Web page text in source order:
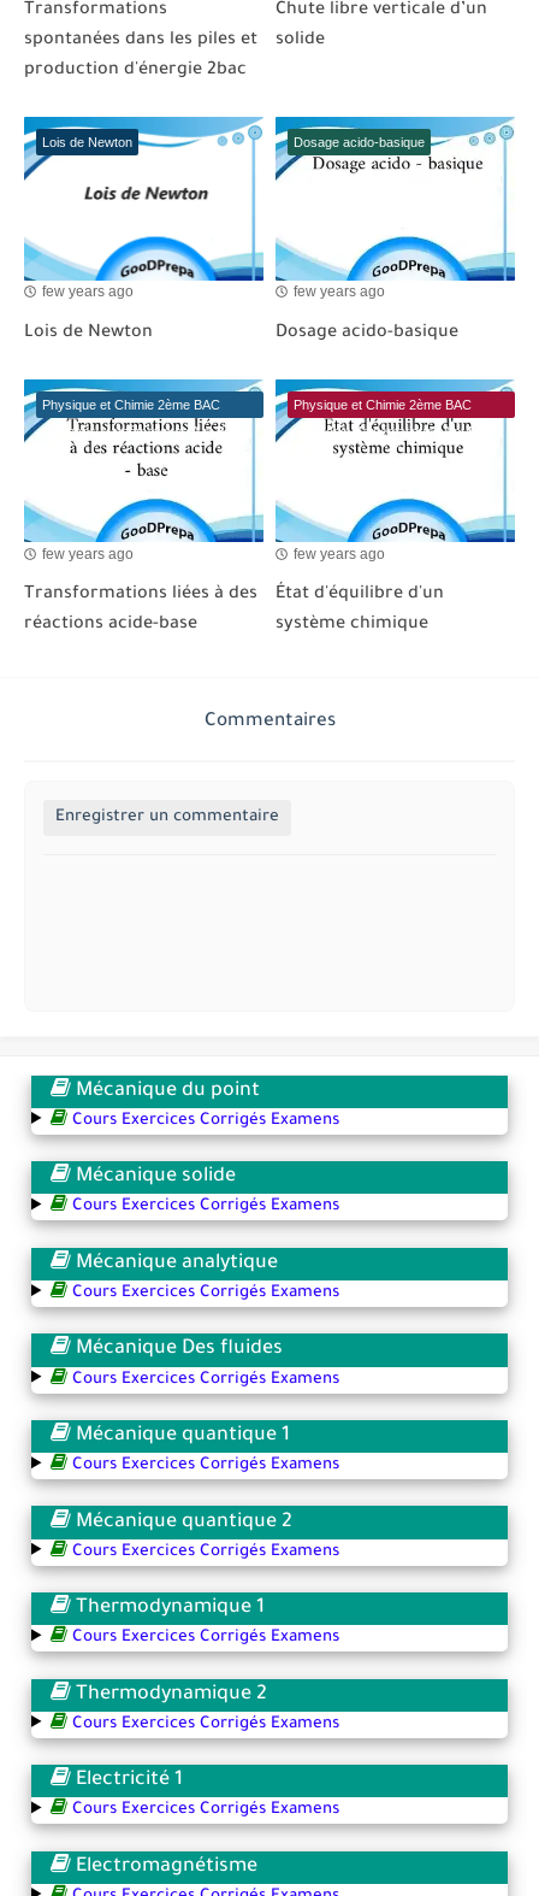
Transformations
spontanées dans les piles et
production d'énergie 2bac
Chute libre verticale d’un
solide
Lois de Newton
few years ago
Lois de Newton
Dosage acido-basique
few years ago
Dosage acido-basique
Physique et Chimie 2ème BAC
Sciences Mathématiques A et B
BIOF
few years ago
Transformations liées à des
réactions acide-base
Physique et Chimie 2ème BAC
Sciences Mathématiques A et B
few years ago
État d'équilibre d'un
système chimique
Commentaires
Enregistrer un commentaire
Mécanique du point
Cours Exercices Corrigés Examens
Mécanique solide
Cours Exercices Corrigés Examens
Mécanique analytique
Cours Exercices Corrigés Examens
Mécanique Des fluides
Cours Exercices Corrigés Examens
Mécanique quantique 1
Cours Exercices Corrigés Examens
Mécanique quantique 2
Cours Exercices Corrigés Examens
Thermodynamique 1
Cours Exercices Corrigés Examens
Thermodynamique 2
Cours Exercices Corrigés Examens
Electricité 1
Cours Exercices Corrigés Examens
Electromagnétisme